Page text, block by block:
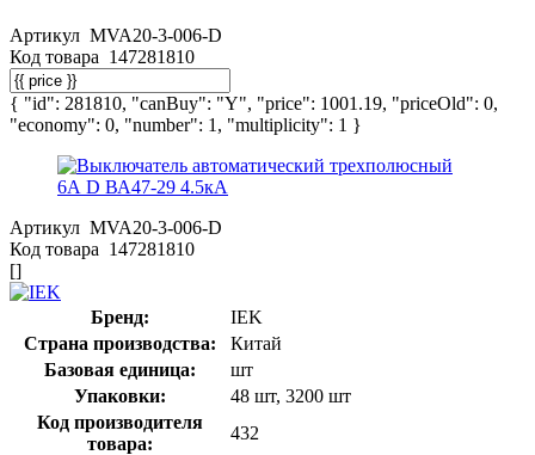
Артикул MVA20-3-006-D
Код товара 147281810
{ "id": 281810, "canBuy": "Y", "price": 1001.19, "priceOld": 0,
"economy": 0, "number": 1, "multiplicity": 1 }
Артикул MVA20-3-006-D
Код товара 147281810
[]
Бренд:
IEK
Страна производства:
Китай
Базовая единица:
шт
Упаковки:
48 шт, 3200 шт
Код производителя
товара:
432